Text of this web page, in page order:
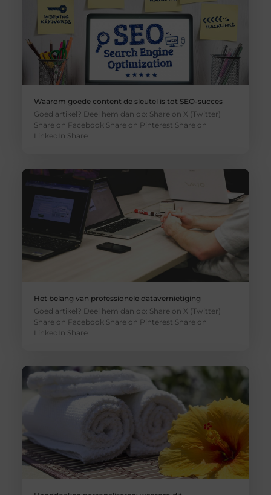
Waarom goede content de sleutel is tot SEO-succes
Goed artikel? Deel hem dan op: Share on X (Twitter)
Share on Facebook Share on Pinterest Share on
LinkedIn Share
Het belang van professionele datavernietiging
Goed artikel? Deel hem dan op: Share on X (Twitter)
Share on Facebook Share on Pinterest Share on
LinkedIn Share